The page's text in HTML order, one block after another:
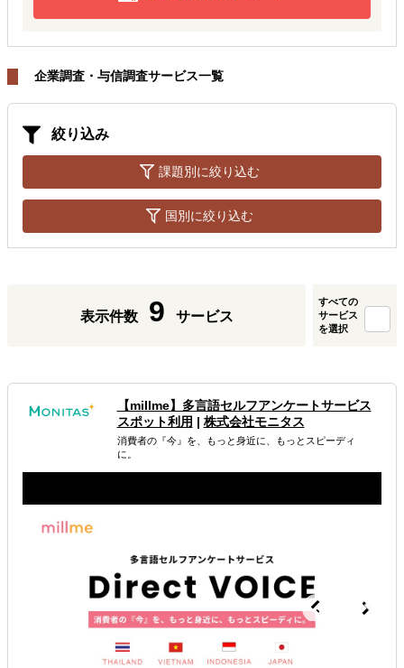
企業調査・与信調査サービス一覧
絞り込み
課題別に絞り込む
国別に絞り込む
表示件数 9 サービス
すべての
サービス
を選択
【millme】多言語セルフアンケートサービス
スポット利用 | 株式会社モニタス
消費者の『今』を、もっと身近に、もっとスピーディ
に。